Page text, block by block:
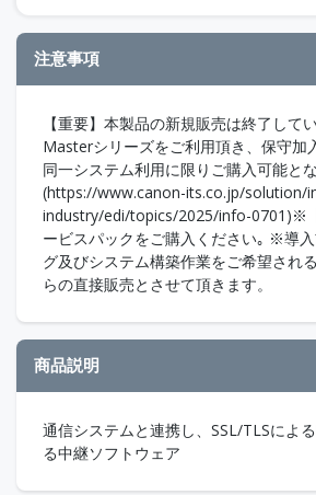
注意事項
【重要】本製品の新規販売は終了して
Masterシリーズをご利用頂き、保守加
同一システム利用に限りご購入可能とな
(https://www.canon-its.co.jp/solution/
industry/edi/topics/2025/info-0701)※
ービスパックをご購入ください｡ ※導
グ及びシステム構築作業をご希望され
らの直接販売とさせて頂きます。
商品説明
通信システムと連携し、SSL/TLSによ
る中継ソフトウェア